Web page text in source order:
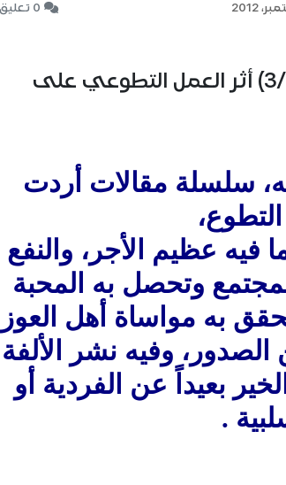
0 تعليق
العمل التطوعي … أسسه ومهاراته (3/10) أثر العمل التطوعي على
سلسلة مقالات أردت
فيه عظيم الأجر، والنفع
المجتمع وتحصل به المحبة
به مواساة أهل العوز
الصدور، وفيه نشر الألفة
بعيداً عن الفردية أو
.